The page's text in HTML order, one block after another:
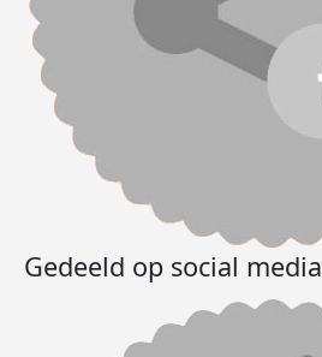
Gedeeld op social media